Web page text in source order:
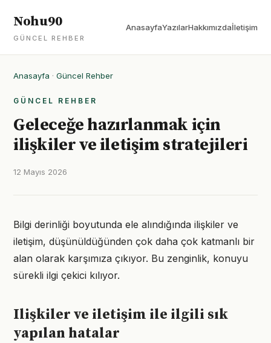
Nohu90
GÜNCEL REHBER
AnasayfaYazılarHakkımızdaİletişim
Anasayfa · Güncel Rehber
GÜNCEL REHBER
Geleceğe hazırlanmak için
ilişkiler ve iletişim stratejileri
12 Mayıs 2026
Bilgi derinliği boyutunda ele alındığında ilişkiler ve
iletişim, düşünüldüğünden çok daha çok katmanlı bir
alan olarak karşımıza çıkıyor. Bu zenginlik, konuyu
sürekli ilgi çekici kılıyor.
Ilişkiler ve iletişim ile ilgili sık
yapılan hatalar